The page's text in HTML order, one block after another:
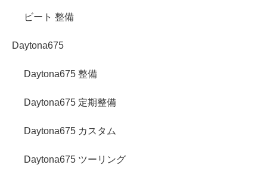
ビート 整備
Daytona675
Daytona675 整備
Daytona675 定期整備
Daytona675 カスタム
Daytona675 ツーリング